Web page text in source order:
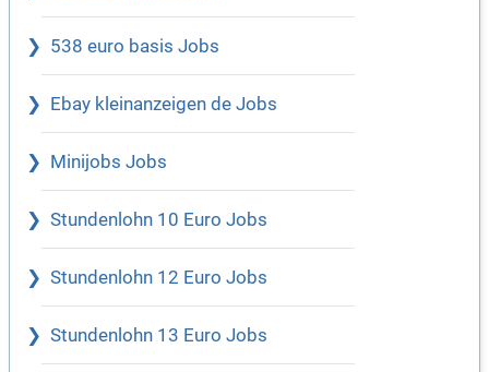
538 euro basis Jobs
Ebay kleinanzeigen de Jobs
Minijobs Jobs
Stundenlohn 10 Euro Jobs
Stundenlohn 12 Euro Jobs
Stundenlohn 13 Euro Jobs